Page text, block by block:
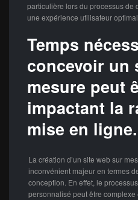
particulière lors du processus de
une expérience utilisateur
Temps
concevoir un
mesure peut
impactant la
mise en ligne.
La création d’un site web sur
inconvénient majeur en termes
conception. En effet, le
personnalisé peut être